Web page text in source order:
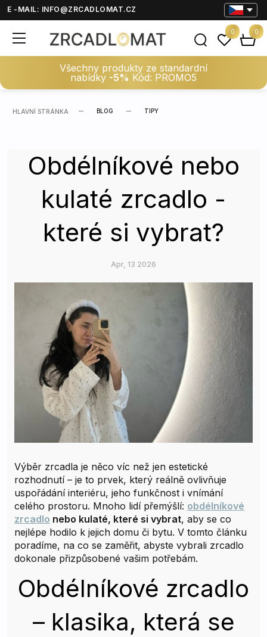
E -MAIL: INFO@ZRCADLOMAT.CZ
Všechny produkty ze standardní
nabídky -5% Kód: PROMO5
0 0
HLAVNÍ STRÁNKA BLOG TIPY
Obdélníkové nebo
kulaté zrcadlo -
které si vybrat?
Apr, 13 2026
Výběr zrcadla je něco víc než jen estetické
rozhodnutí – je to prvek, který reálně ovlivňuje
uspořádání interiéru, jeho funkčnost i vnímání
celého prostoru. Mnoho lidí přemýšlí: obdélníkové
zrcadlo nebo kulaté, které si vybrat, aby se co
nejlépe hodilo k jejich domu či bytu. V tomto článku
poradíme, na co se zaměřit, abyste vybrali zrcadlo
dokonale přizpůsobené vašim potřebám.
Obdélníkové zrcadlo
– klasika, která se